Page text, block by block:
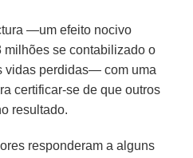
—um efeito nocivo
se contabilizado o
vidas perdidas— com uma
certificar-se de que outros
resultado.
responderam a alguns